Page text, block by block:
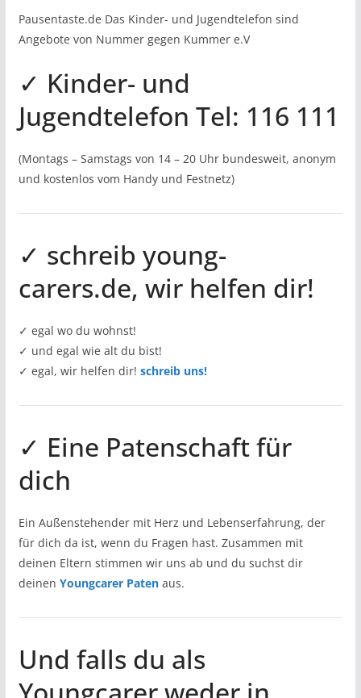
Pausentaste.de Das Kinder- und Jugendtelefon sind
Angebote von Nummer gegen Kummer e.V
✓ Kinder- und
Jugendtelefon Tel: 116 111
(Montags – Samstags von 14 – 20 Uhr bundesweit, anonym
und kostenlos vom Handy und Festnetz)
✓ schreib young-
carers.de, wir helfen dir!
✓ egal wo du wohnst!
✓ und egal wie alt du bist!
✓ egal, wir helfen dir! schreib uns!
✓ Eine Patenschaft für
dich
Ein Außenstehender mit Herz und Lebenserfahrung, der
für dich da ist, wenn du Fragen hast. Zusammen mit
deinen Eltern stimmen wir uns ab und du suchst dir
deinen Youngcarer Patenaus.
Und falls du als